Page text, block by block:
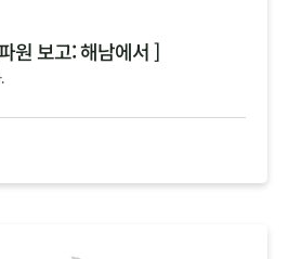
원 보고: 해남에서 ]
한 정보를 전해드립니다.